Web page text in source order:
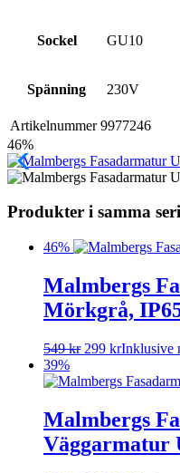
Sockel GU10
Spänning 230V
Artikelnummer 9977246
46%
Produkter i samma
46%
Malmbergs
Mörkgrå,
549kr 299 krInklusive
39%
Malmbergs
Väggarmatur